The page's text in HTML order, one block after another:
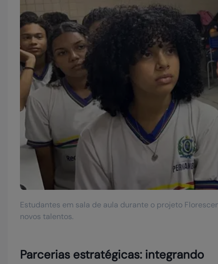
Estudantes em sala de aula durante o projeto
novos talentos.
Parcerias estratégicas: integrando